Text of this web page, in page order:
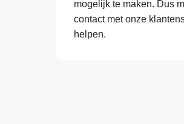
mogelijk te maken. Dus
contact met onze
helpen.